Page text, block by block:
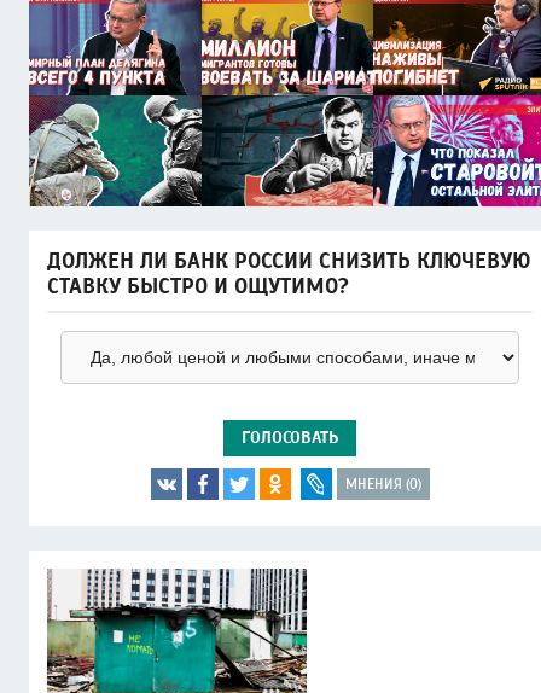
ДОЛЖЕН ЛИ БАНК РОССИИ СНИЗИТЬ КЛЮЧЕВУЮ
СТАВКУ БЫСТРО И ОЩУТИМО?
ГОЛОСОВАТЬ
МНЕНИЯ (0)